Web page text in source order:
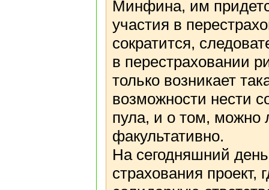
Минфина, им
участия в
сократится,
в перестраховании
только возникает
возможности нести
пула, и о том, можно
факультативно.
На сегодняшний
страхования проект,